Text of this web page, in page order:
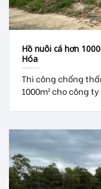
Hồ nuôi cá hơn
Hóa
Thi công chống
1000m² cho công